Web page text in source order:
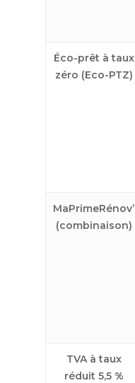
Éco-prêt à taux
zéro (Eco-PTZ)
MaPrimeRénov’
(combinaison)
TVA à taux
réduit 5,5 %